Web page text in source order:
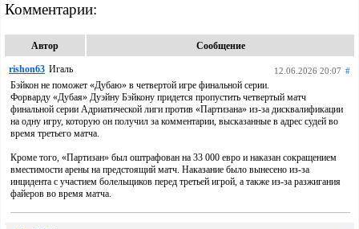
Комментарии:
Автор Сообщение
rishon63 Игаль 12.06.2026 20:07 #
Бэйкон не поможет «Дубаю» в четвертой игре финальной серии.
Форварду «Дубая» Дуэйну Бэйкону придется пропустить четвертый матч
финальной серии Адриатической лиги против «Партизана» из-за дисквалификации
на одну игру, которую он получил за комментарии, высказанные в адрес судей во
время третьего матча.
Кроме того, «Партизан» был оштрафован на 33 000 евро и наказан сокращением
вместимости арены на предстоящий матч. Наказание было вынесено из-за
инцидента с участием болельщиков перед третьей игрой, а также из-за разжигания
файеров во время матча.